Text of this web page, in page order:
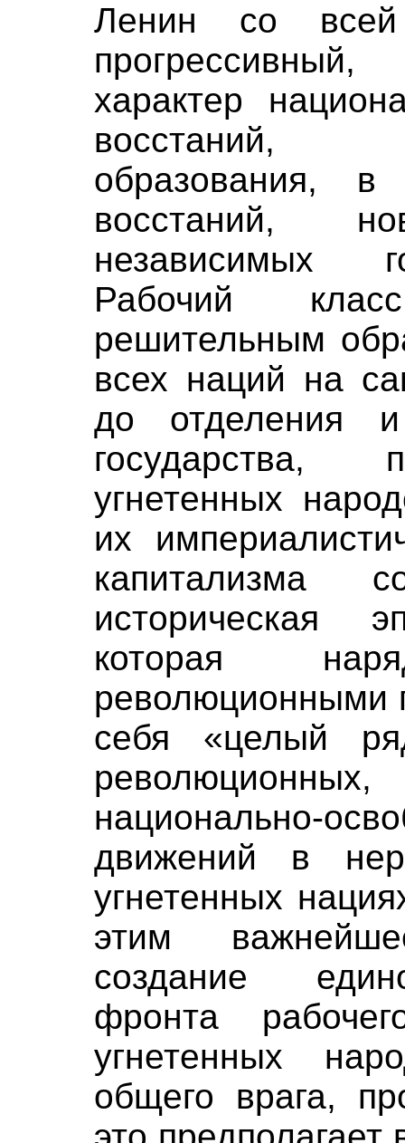
Ленин со всей
характер
восстаний,
образования,
восстаний,
независимых
Рабочий
решительным
всех наций на
до отделения и
государства,
угнетенных
их
капитализма
историческая
которая
революционными
себя «целый
национально-
движений в
угнетенных
этим
создание
фронта
угнетенных
общего врага,